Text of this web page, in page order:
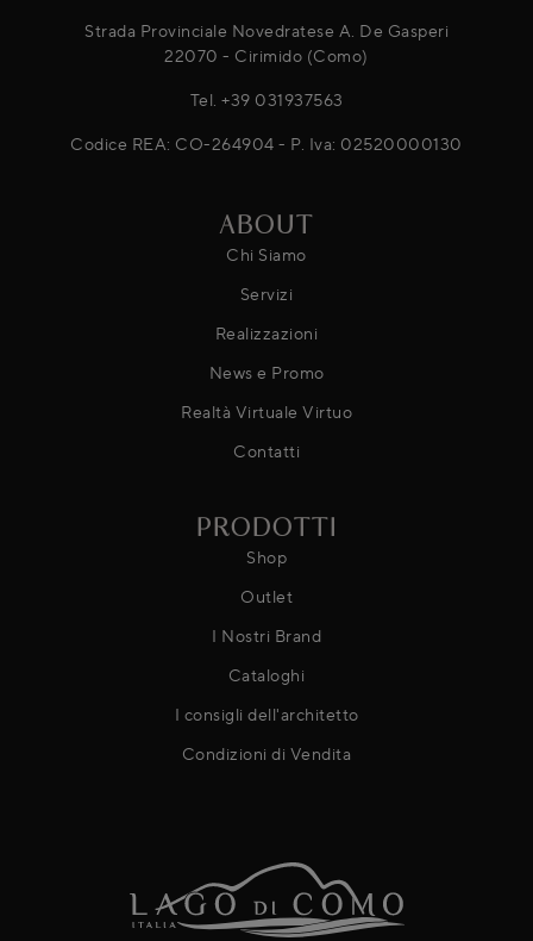
Strada Provinciale Novedratese A. De Gasperi
22070 - Cirimido (Como)
Tel. +39 031937563
Codice REA: CO-264904 - P. Iva: 02520000130
ABOUT
Chi Siamo
Servizi
Realizzazioni
News e Promo
Realtà Virtuale Virtuo
Contatti
PRODOTTI
Shop
Outlet
I Nostri Brand
Cataloghi
I consigli dell'architetto
Condizioni di Vendita